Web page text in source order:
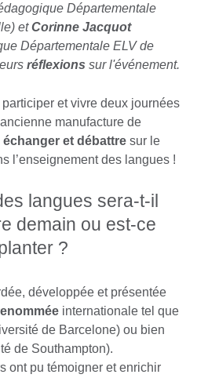
Départementale
etCorinne Jacquot
Départementale ELV de
réflexions sur l'événement.
et vivre deux journées
manufacture de
et débattre sur le
l’enseignement des langues !
langues sera-t-il
demain ou est-ce
?
développée et présentée
internationale tel que
de Barcelone) ou bien
de Southampton).
ont pu témoigner et enrichir